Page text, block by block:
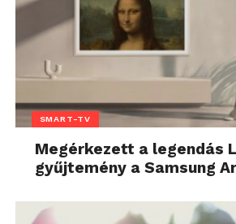
SMART-TV
Megérkezett a legendás
gyűjtemény a Samsung